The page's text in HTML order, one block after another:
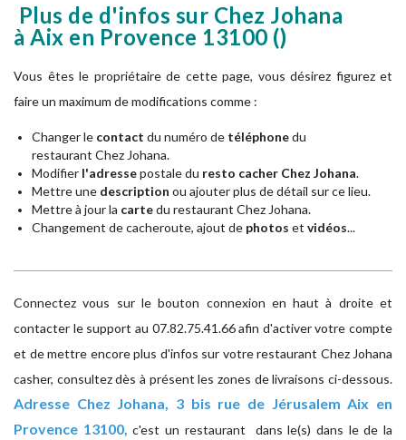
Plus de d'infos sur Chez Johana
à Aix en Provence 13100 ()
Vous êtes le propriétaire de cette page, vous désirez figurez et
faire un maximum de modifications comme :
Changer le contact du numéro de téléphonedu
restaurant Chez Johana.
Modifier l'adressepostale du resto cacher Chez Johana.
Mettre une description ou ajouter plus de détail sur ce lieu.
Mettre à jour la cartedu restaurant Chez Johana.
Changement de cacheroute, ajout de photos et vidéos...
Connectez vous sur le bouton connexion en haut à droite et
contacter le support au 07.82.75.41.66 afin d'activer votre compte
et de mettre encore plus d'infos sur votre restaurant Chez Johana
casher, consultez dès à présent les zones de livraisons ci-dessous.
Adresse Chez Johana, 3 bis rue de Jérusalem Aix en
Provence 13100, c'est un restaurant dans le(s) dans le de la